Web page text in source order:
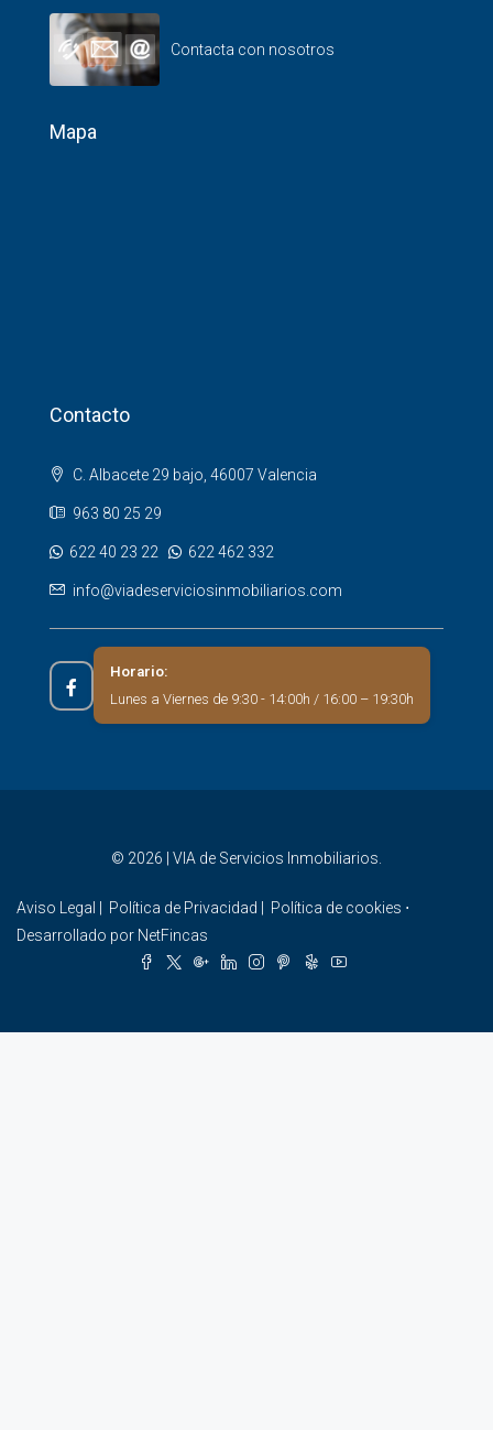
Contacta con nosotros
Mapa
Contacto
C. Albacete 29 bajo, 46007 Valencia
963 80 25 29
622 40 23 22 622 462 332
info@viadeserviciosinmobiliarios.com
Horario:
Lunes a Viernes de 9:30 - 14:00h / 16:00 – 19:30h
© 2026 | VIA de Servicios Inmobiliarios.
Aviso Legal Política de Privacidad Política de cookies ⋅
Desarrollado por NetFincas